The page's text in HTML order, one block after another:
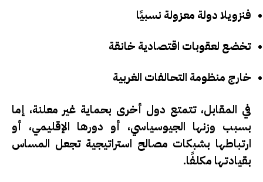
فنزويلا دولة معزولة نسبيًا
تخضع لعقوبات اقتصادية خانقة
خارج منظومة التحالفات الغربية
في المقابل، تتمتع دول أخرى بحماية غير معلنة، إما
بسبب وزنها الجيوسياسي، أو دورها الإقليمي، أو
ارتباطها بشبكات مصالح استراتيجية تجعل المساس
بقيادتها مكلفًا.